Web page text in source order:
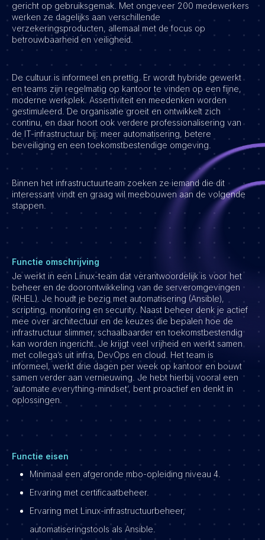
Support
Operations & HR
Over ons
Werken bij Haystack People
Jobmarketing
Contact
gericht op gebruiksgemak. Met ongeveer 200 medewerkers
werken ze dagelijks aan verschillende
verzekeringsproducten, allemaal met de focus op
betrouwbaarheid en veiligheid.
De cultuur is informeel en prettig. Er wordt hybride gewerkt
en teams zijn regelmatig op kantoor te vinden op een fijne,
moderne werkplek. Assertiviteit en meedenken worden
gestimuleerd. De organisatie groeit en ontwikkelt zich
continu, en daar hoort ook verdere professionalisering van
de IT-infrastructuur bij: meer automatisering, betere
beveiliging en een toekomstbestendige omgeving.
Binnen het infrastructuurteam zoeken ze iemand die dit
interessant vindt en graag wil meebouwen aan de volgende
stappen.
Functie omschrijving
Je werkt in een Linux-team dat verantwoordelijk is voor het
beheer en de doorontwikkeling van de serveromgevingen
(RHEL). Je houdt je bezig met automatisering (Ansible),
scripting, monitoring en security. Naast beheer denk je actief
mee over architectuur en de keuzes die bepalen hoe de
infrastructuur slimmer, schaalbaarder en toekomstbestendig
kan worden ingericht. Je krijgt veel vrijheid en werkt samen
met collega’s uit infra, DevOps en cloud. Het team is
informeel, werkt drie dagen per week op kantoor en bouwt
samen verder aan vernieuwing. Je hebt hierbij vooral een
‘automate everything-mindset’, bent proactief en denkt in
oplossingen.
Functie eisen
Minimaal een afgeronde mbo-opleiding niveau 4.
Ervaring met certificaatbeheer.
Ervaring met Linux-infrastructuurbeheer,
automatiseringstools als Ansible.